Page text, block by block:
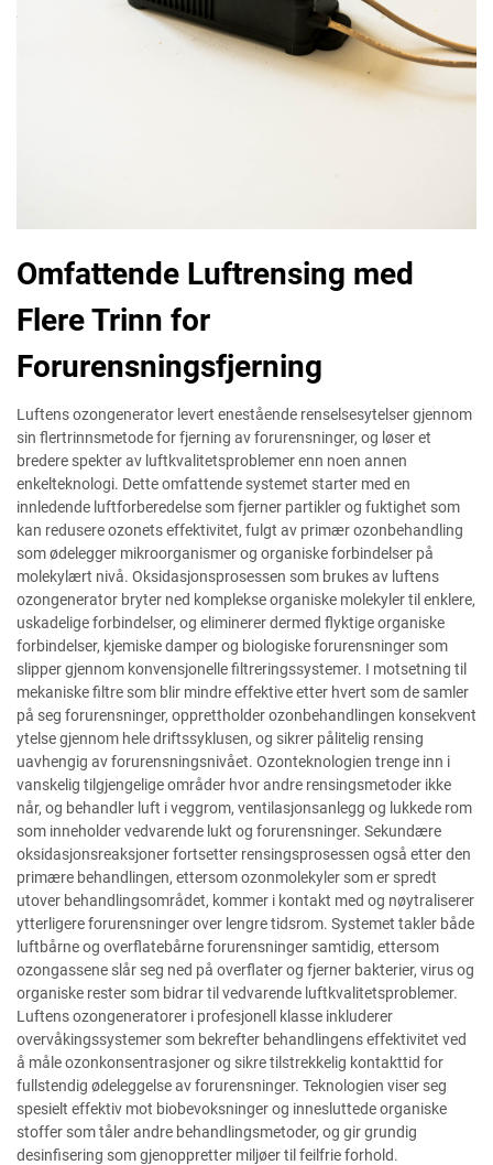
Omfattende Luftrensing med
Flere Trinn for
Forurensningsfjerning
Luftens ozongenerator levert enestående renselsesytelser gjennom
sin flertrinnsmetode for fjerning av forurensninger, og løser et
bredere spekter av luftkvalitetsproblemer enn noen annen
enkelteknologi. Dette omfattende systemet starter med en
innledende luftforberedelse som fjerner partikler og fuktighet som
kan redusere ozonets effektivitet, fulgt av primær ozonbehandling
som ødelegger mikroorganismer og organiske forbindelser på
molekylært nivå. Oksidasjonsprosessen som brukes av luftens
ozongenerator bryter ned komplekse organiske molekyler til enklere,
uskadelige forbindelser, og eliminerer dermed flyktige organiske
forbindelser, kjemiske damper og biologiske forurensninger som
slipper gjennom konvensjonelle filtreringssystemer. I motsetning til
mekaniske filtre som blir mindre effektive etter hvert som de samler
på seg forurensninger, opprettholder ozonbehandlingen konsekvent
ytelse gjennom hele driftssyklusen, og sikrer pålitelig rensing
uavhengig av forurensningsnivået. Ozonteknologien trenge inn i
vanskelig tilgjengelige områder hvor andre rensingsmetoder ikke
når, og behandler luft i veggrom, ventilasjonsanlegg og lukkede rom
som inneholder vedvarende lukt og forurensninger. Sekundære
oksidasjonsreaksjoner fortsetter rensingsprosessen også etter den
primære behandlingen, ettersom ozonmolekyler som er spredt
utover behandlingsområdet, kommer i kontakt med og nøytraliserer
ytterligere forurensninger over lengre tidsrom. Systemet takler både
luftbårne og overflatebårne forurensninger samtidig, ettersom
ozongassene slår seg ned på overflater og fjerner bakterier, virus og
organiske rester som bidrar til vedvarende luftkvalitetsproblemer.
Luftens ozongeneratorer i profesjonell klasse inkluderer
overvåkingssystemer som bekrefter behandlingens effektivitet ved
å måle ozonkonsentrasjoner og sikre tilstrekkelig kontakttid for
fullstendig ødeleggelse av forurensninger. Teknologien viser seg
spesielt effektiv mot biobevoksninger og innesluttede organiske
stoffer som tåler andre behandlingsmetoder, og gir grundig
desinfisering som gjenoppretter miljøer til feilfrie forhold.